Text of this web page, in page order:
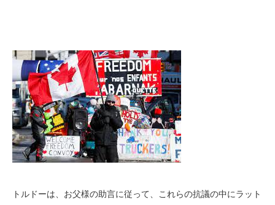
トルドーは、お父様の助言に従って、これらの抗議の中にラット